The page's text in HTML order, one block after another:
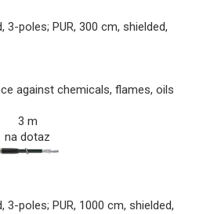
3-poles; PUR, 300 cm, shielded,
against chemicals, flames, oils
3 m
na dotaz
3-poles; PUR, 1000 cm, shielded,